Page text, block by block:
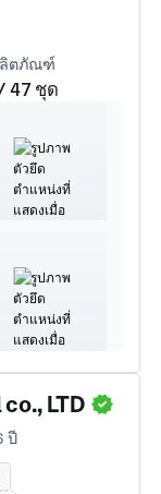
ตภัณฑ์
47 ชุด
LTD
ปี